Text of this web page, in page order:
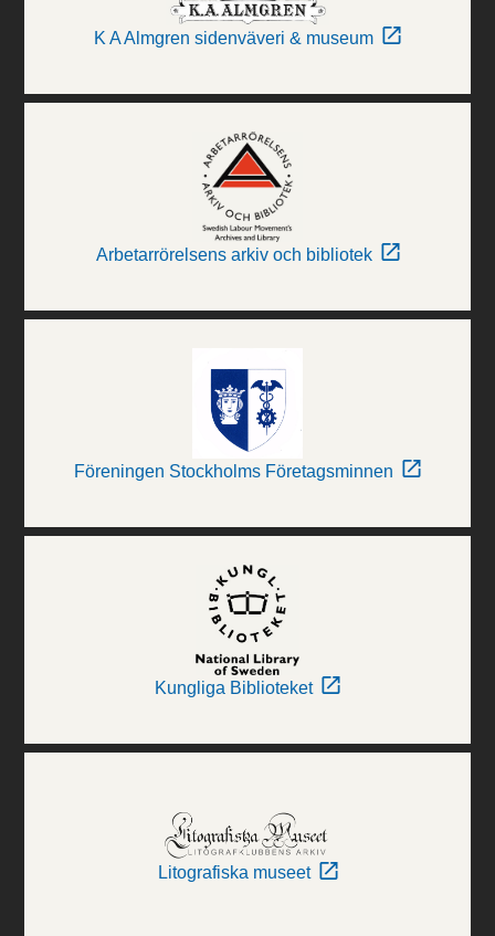
K A Almgren sidenväveri & museum
Arbetarrörelsens arkiv och bibliotek
Föreningen Stockholms Företagsminnen
Kungliga Biblioteket
Litografiska museet